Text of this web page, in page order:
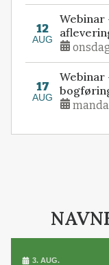
12
AUG
Webinar
17
AUG
Webinar
3. AUG.